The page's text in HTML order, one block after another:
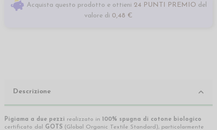
Acquista questo prodotto e ottieni 24 PUNTI PREMIO del
valore di 0,48 €
Descrizione
Pigiama a due pezzi realizzato in 100% spugna di cotone biologico
certificato dal GOTS (Global Organic Textile Standard), particolarmente